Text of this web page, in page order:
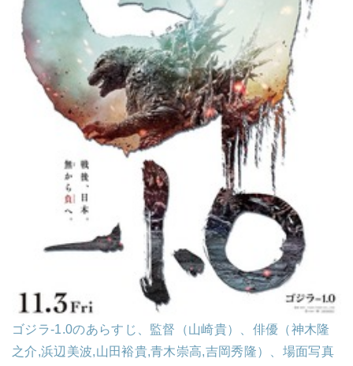
ゴジラ-1.0のあらすじ、監督（山崎貴）、俳優（神木隆
之介,浜辺美波,山田裕貴,青木崇高,吉岡秀隆）、場面写真